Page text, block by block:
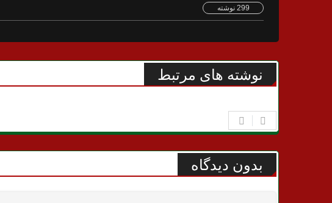
299 نوشته
نوشته های مرتبط
بدون دیدگاه